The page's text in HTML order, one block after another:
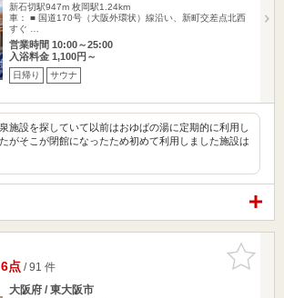
新石切駅947m 枚岡駅1.24km
車： ■ 国道170号（大阪外環状）線沿い、新町交差点北西
すぐ …
営業時間 10:00～25:00
入浴料金 1,100円～
日帰り サウナ
施設を探していて以前はおゆばの湯に定期的に利用し
がそこが閉館になったため初めて利用しました施設は
お気に入
りに追加
点/ 91 件
大阪府 / 東大阪市